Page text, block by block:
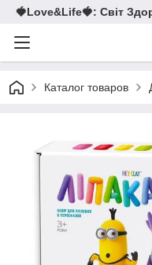
🍓Love&Life🍓: Світ
Каталог товаров